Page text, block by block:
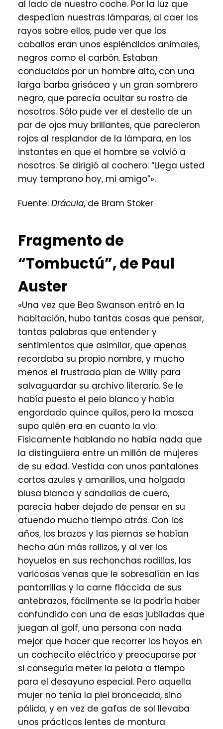
al lado de nuestro coche. Por la luz que
despedían nuestras lámparas, al caer los
rayos sobre ellos, pude ver que los
caballos eran unos espléndidos animales,
negros como el carbón. Estaban
conducidos por un hombre alto, con una
larga barba grisácea y un gran sombrero
negro, que parecía ocultar su rostro de
nosotros. Sólo pude ver el destello de un
par de ojos muy brillantes, que parecieron
rojos al resplandor de la lámpara, en los
instantes en que el hombre se volvió a
nosotros. Se dirigió al cochero: “Llega usted
muy temprano hoy, mi amigo”».
Fuente: Drácula, de Bram Stoker
Fragmento de
“Tombuctú”, de Paul
Auster
«Una vez que Bea Swanson entró en la
habitación, hubo tantas cosas que pensar,
tantas palabras que entender y
sentimientos que asimilar, que apenas
recordaba su propio nombre, y mucho
menos el frustrado plan de Willy para
salvaguardar su archivo literario. Se le
había puesto el pelo blanco y había
engordado quince quilos, pero la mosca
supo quién era en cuanto la vio.
Físicamente hablando no había nada que
la distinguiera entre un millón de mujeres
de su edad. Vestida con unos pantalones
cortos azules y amarillos, una holgada
blusa blanca y sandalias de cuero,
parecía haber dejado de pensar en su
atuendo mucho tiempo atrás. Con los
años, los brazos y las piernas se habían
hecho aún más rollizos, y al ver los
hoyuelos en sus rechonchas rodillas, las
varicosas venas que le sobresalían en las
pantorrillas y la carne fláccida de sus
antebrazos, fácilmente se la podría haber
confundido con una de esas jubiladas que
juegan al golf, una persona con nada
mejor que hacer que recorrer los hoyos en
un cochecito eléctrico y preocuparse por
si conseguía meter la pelota a tiempo
para el desayuno especial. Pero aquella
mujer no tenía la piel bronceada, sino
pálida, y en vez de gafas de sol llevaba
unos prácticos lentes de montura